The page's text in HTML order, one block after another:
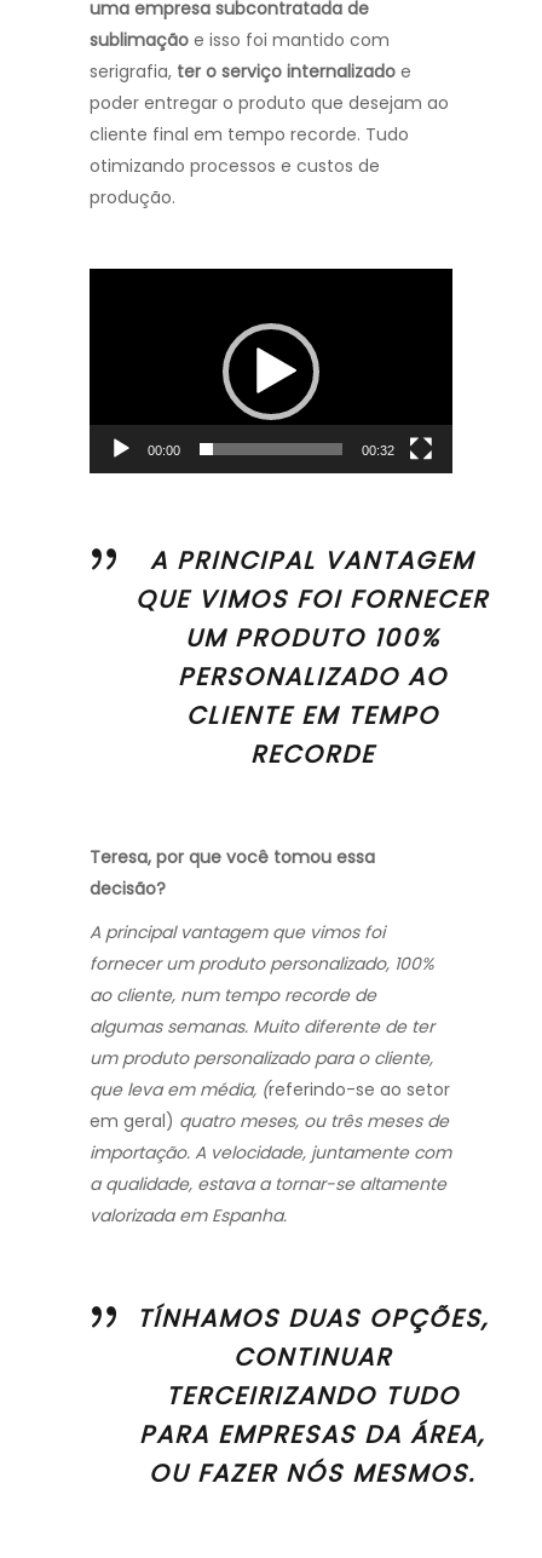
uma empresa subcontratada de
sublimação e isso foi mantido com
serigrafia, ter o serviço internalizado e
poder entregar o produto que desejam ao
cliente final em tempo recorde. Tudo
otimizando processos e custos de
produção.
00:00 00:32
A PRINCIPAL VANTAGEM
QUE VIMOS FOI FORNECER
UM PRODUTO 100%
PERSONALIZADO AO
CLIENTE EM TEMPO
RECORDE
Teresa, por que você tomou essa
decisão?
A principal vantagem que vimos foi
fornecer um produto personalizado, 100%
ao cliente, num tempo recorde de
algumas semanas. Muito diferente de ter
um produto personalizado para o cliente,
que leva em média, (referindo-se ao setor
em geral) quatro meses, ou três meses de
importação. A velocidade, juntamente com
a qualidade, estava a tornar-se altamente
valorizada em Espanha.
TÍNHAMOS DUAS OPÇÕES,
CONTINUAR
TERCEIRIZANDO TUDO
PARA EMPRESAS DA ÁREA,
OU FAZER NÓS MESMOS.